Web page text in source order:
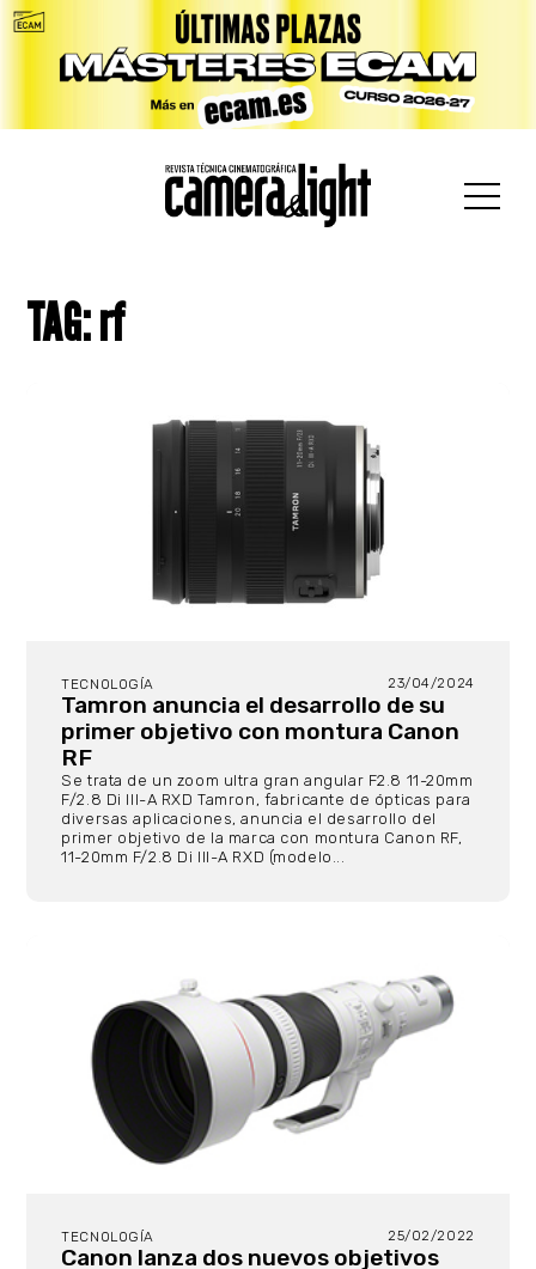
TAG: rf
TECNOLOGÍA 23/04/2024
Tamron anuncia el desarrollo de su
primer objetivo con montura Canon
RF
Se trata de un zoom ultra gran angular F2.8 11-20mm
F/2.8 Di III-A RXD Tamron, fabricante de ópticas para
diversas aplicaciones, anuncia el desarrollo del
primer objetivo de la marca con montura Canon RF,
11-20mm F/2.8 Di III-A RXD (modelo...
TECNOLOGÍA 25/02/2022
Canon lanza dos nuevos objetivos